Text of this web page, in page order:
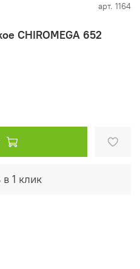
арт. 1164
CHIROMEGA 652
1 клик